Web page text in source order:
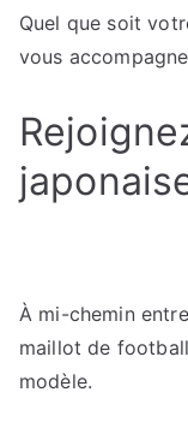
Quel que soit
vous
À mi-chemin
maillot de
modèle.